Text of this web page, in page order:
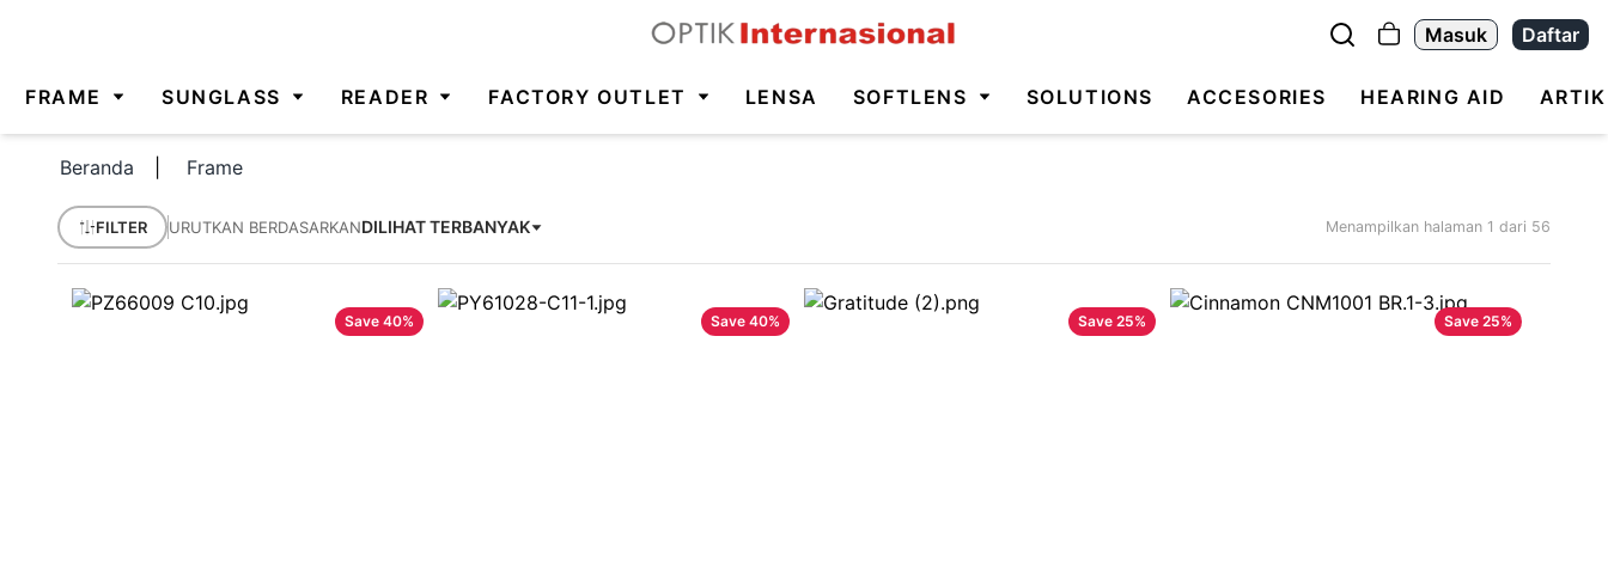
Masuk Daftar
FRAME SUNGLASS READER FACTORY OUTLET LENSA SOFTLENS SOLUTIONS ACCESORIES HEARING AID
Beranda Frame
FILTER URUTKAN BERDASARKANDILIHAT TERBANYAK Menampilkan halaman 1 dari 56
Save 40% Save 40% Save 25% Save 25%